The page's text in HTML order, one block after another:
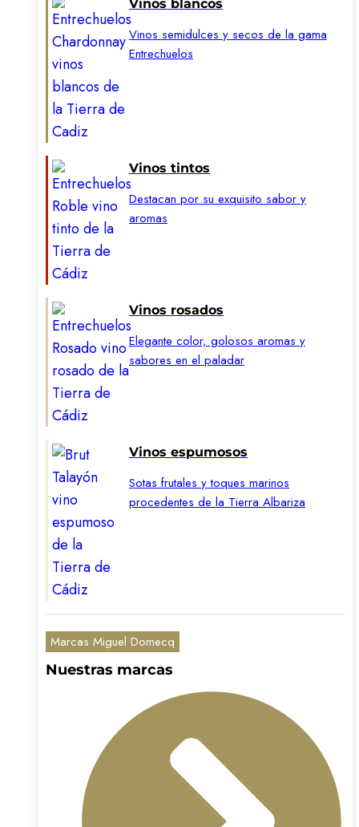
Vinos blancos
Vinos semidulces y secos de la gama
Entrechuelos
Vinos tintos
Destacan por su exquisito sabor y
aromas
Vinos rosados
Elegante color, golosos aromas y
sabores en el paladar
Vinos espumosos
Sotas frutales y toques marinos
procedentes de la Tierra Albariza
Marcas Miguel Domecq
Nuestras marcas